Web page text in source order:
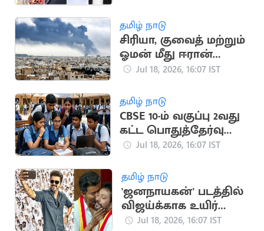
தமிழ் நாடு
சிரியா, குவைத் மற்றும்
ஓமன் மீது ஈரான்
பதிலடி தாக்குதல்
Jul 18, 2026, 16:07 IST
தமிழ் நாடு
CBSE 10-ம் வகுப்பு 2வது
கட்ட பொதுத்தேர்வு
முடிவுகள்
Jul 18, 2026, 16:07 IST
தமிழ் நாடு
'ஜனநாயகன்' படத்தில்
விஜய்க்காக உயிர்
கொடுக்கும் நண்பன்
Jul 18, 2026, 16:07 IST